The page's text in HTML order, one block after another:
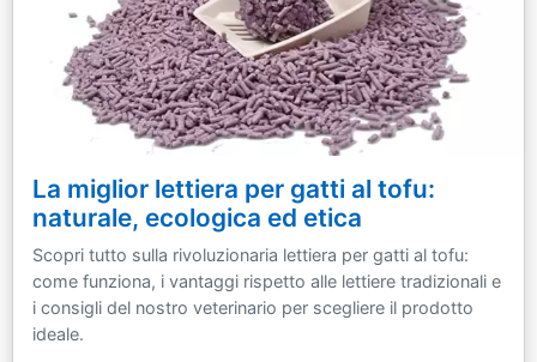
La miglior lettiera per gatti al tofu:
naturale, ecologica ed etica
Scopri tutto sulla rivoluzionaria lettiera per gatti al tofu:
come funziona, i vantaggi rispetto alle lettiere tradizionali e
i consigli del nostro veterinario per scegliere il prodotto
ideale.